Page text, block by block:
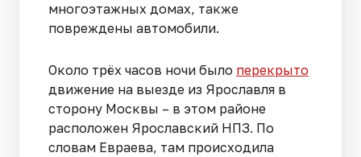
многоэтажных домах, также
повреждены автомобили.
Около трёх часов ночи было перекрыто
движение на выезде из Ярославля в
сторону Москвы – в этом районе
расположен Ярославский НПЗ. По
словам Евраева, там происходила